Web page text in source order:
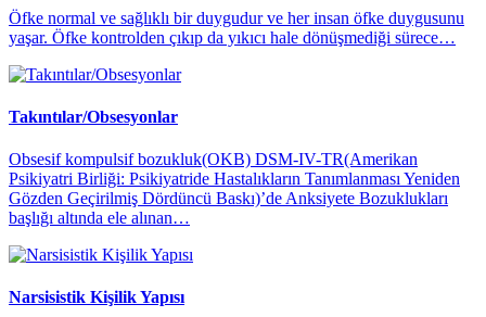
Öfke normal ve sağlıklı bir duygudur ve her insan öfke duygusunu
yaşar. Öfke kontrolden çıkıp da yıkıcı hale dönüşmediği sürece…
Takıntılar/Obsesyonlar
Obsesif kompulsif bozukluk(OKB) DSM-IV-TR(Amerikan
Psikiyatri Birliği: Psikiyatride Hastalıkların Tanımlanması Yeniden
Gözden Geçirilmiş Dördüncü Baskı)’de Anksiyete Bozuklukları
başlığı altında ele alınan…
Narsisistik Kişilik Yapısı